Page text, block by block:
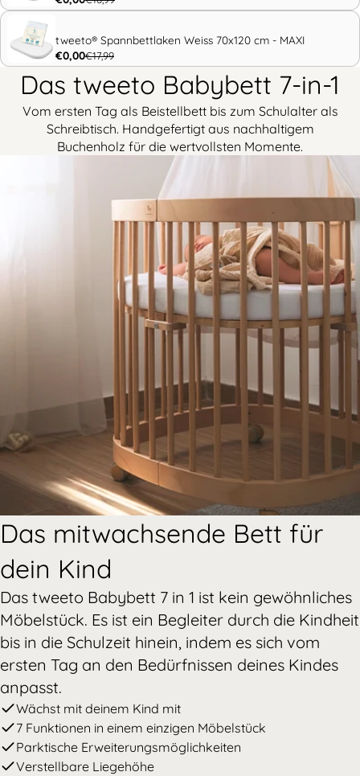
tweeto® Spannbettlaken Weiss 70x120 cm - MAXI
€0,00€17,99
Das tweeto Babybett 7-in-1
Vom ersten Tag als Beistellbett bis zum Schulalter als
Schreibtisch. Handgefertigt aus nachhaltigem
Buchenholz für die wertvollsten Momente.
Das mitwachsende Bett für
dein Kind
Das tweeto Babybett 7 in 1 ist kein gewöhnliches
Möbelstück. Es ist ein Begleiter durch die Kindheit
bis in die Schulzeit hinein, indem es sich vom
ersten Tag an den Bedürfnissen deines Kindes
anpasst.
Wächst mit deinem Kind mit
7 Funktionen in einem einzigen Möbelstück
Parktische Erweiterungsmöglichkeiten
Verstellbare Liegehöhe